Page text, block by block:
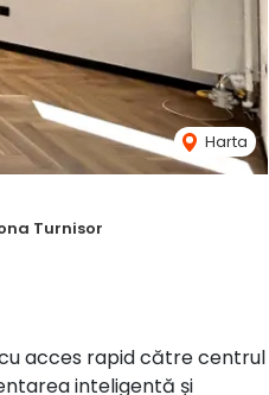
Harta
Turnisor
acces rapid către centrul
inteligentă și